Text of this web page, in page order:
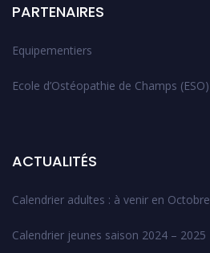
PARTENAIRES
Equipementiers
Ecole d’Ostéopathie de Champs (ESO)
ACTUALITÉS
Calendrier adultes : à venir en Octobre
Calendrier jeunes saison 2024 – 2025